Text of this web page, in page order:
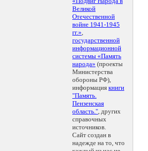
Великой
Отечественной
войне 1941-1945
гг.»,
государственной
информационной
системы «Память
народа» (проекты
Министерства
обороны РФ),
информация книги
"Память.
Пензенская
область.", других
справочных
источников.
Сайт создан в
надежде на то, что